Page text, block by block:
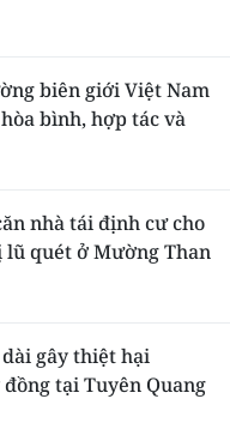
biên giới Việt Nam
bình, hợp tác và
nhà tái định cư cho
lũ quét ở Mường Than
gây thiệt hại
tại Tuyên Quang